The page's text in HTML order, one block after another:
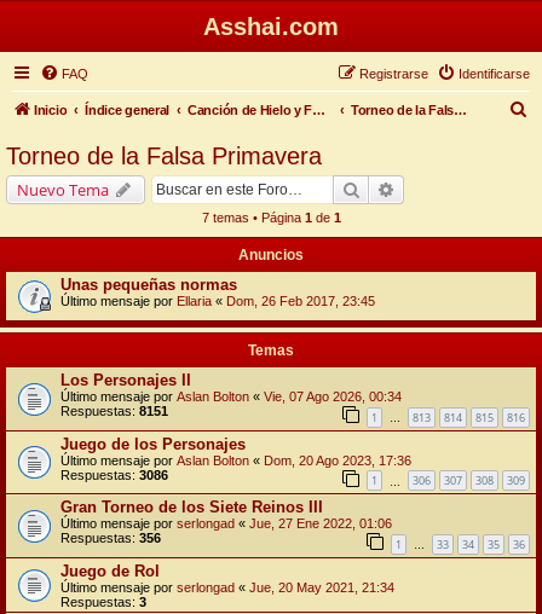
Asshai.com
FAQ Identificarse
Registrarse
Inicio Índice general Canción de Hielo y Fuego Torneo de la Falsa Primavera
Torneo de la Falsa Primavera
Nuevo Tema Buscar
7 temas • Página 1de 1
Anuncios
Unas pequeñas normas
Último mensaje por Ellaria « Dom, 26 Feb 2017, 23:45
Temas
Los Personajes II
Último mensaje por Aslan Bolton « Vie, 07 Ago 2026, 00:34
Respuestas: 8151 1 … 813 814 815 816
Juego de los Personajes
Último mensaje por Aslan Bolton « Dom, 20 Ago 2023, 17:36
Respuestas: 3086 1 306 307 308 309
Gran Torneo de los Siete Reinos III
Último mensaje por serlongad « Jue, 27 Ene 2022, 01:06
Respuestas: 356 1 … 33 34 35 36
Juego de Rol
Último mensaje por serlongad « Jue, 20 May 2021, 21:34
Respuestas: 3